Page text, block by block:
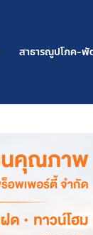
สาธารณูปโภค-พั